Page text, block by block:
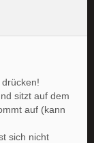
sitzt auf dem
auf (kann
sich nicht